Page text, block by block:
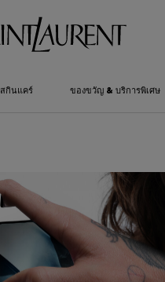
สกินแคร์ ของขวัญ & บริการพิเศษ